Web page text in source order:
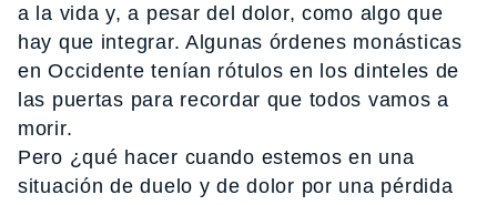
a la vida y, a pesar del dolor, como algo que
hay que integrar. Algunas órdenes monásticas
en Occidente tenían rótulos en los dinteles de
las puertas para recordar que todos vamos a
morir.
Pero ¿qué hacer cuando estemos en una
situación de duelo y de dolor por una pérdida